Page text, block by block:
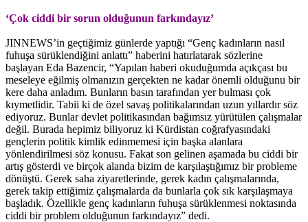
‘Çok ciddi bir sorun olduğunun farkındayız’
JINNEWS’in geçtiğimiz günlerde yaptığı “Genç kadınların nasıl
fuhuşa sürüklendiğini anlattı” haberini hatırlatarak sözlerine
başlayan Eda Bazencir, “Yapılan haberi okuduğumda açıkçası bu
meseleye eğilmiş olmanızın gerçekten ne kadar önemli olduğunu bir
kere daha anladım. Bunların basın tarafından yer bulması çok
kıymetlidir. Tabii ki de özel savaş politikalarından uzun yıllardır söz
ediyoruz. Bunlar devlet politikasından bağımsız yürütülen çalışmalar
değil. Burada hepimiz biliyoruz ki Kürdistan coğrafyasındaki
gençlerin politik kimlik edinmemesi için başka alanlara
yönlendirilmesi söz konusu. Fakat son gelinen aşamada bu ciddi bir
artış gösterdi ve birçok alanda bizim de karşılaştığımız bir probleme
dönüştü. Gerek saha ziyaretlerinde, gerek kadın çalışmalarında,
gerek takip ettiğimiz çalışmalarda da bunlarla çok sık karşılaşmaya
başladık. Özellikle genç kadınların fuhuşa sürüklenmesi noktasında
ciddi bir problem olduğunun farkındayız” dedi.